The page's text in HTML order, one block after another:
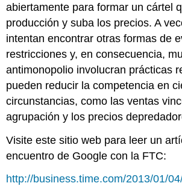
abiertamente para formar un cártel
producción y suba los precios. A
intentan encontrar otras formas de
restricciones y, en consecuencia,
antimonopolio involucran prácticas
pueden reducir la competencia en
circunstancias, como las ventas
agrupación y los precios
Visite este sitio web para leer un
encuentro de Google con la FTC:
http://business.time.com/2013/01/